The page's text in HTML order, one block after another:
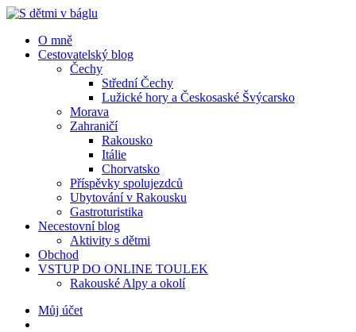
Menu
Menu
O mně
Cestovatelský blog
Čechy
Střední Čechy
Lužické hory a Českosaské Švýcarsko
Morava
Zahraničí
Rakousko
Itálie
Chorvatsko
Příspěvky spolujezdců
Ubytování v Rakousku
Gastroturistika
Necestovní blog
Aktivity s dětmi
Obchod
VSTUP DO ONLINE TOULEK
Rakouské Alpy a okolí
HledatMůj účet